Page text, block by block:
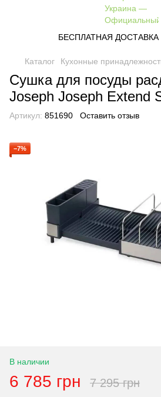
БЕСПЛАТНАЯ ДОСТАВКА
Каталог Кухонные
Сушка для посуды
Joseph Joseph Extend
Артикул: 851690 Оставить отзыв
−7%
В наличии
6 785 грн 7 295 грн